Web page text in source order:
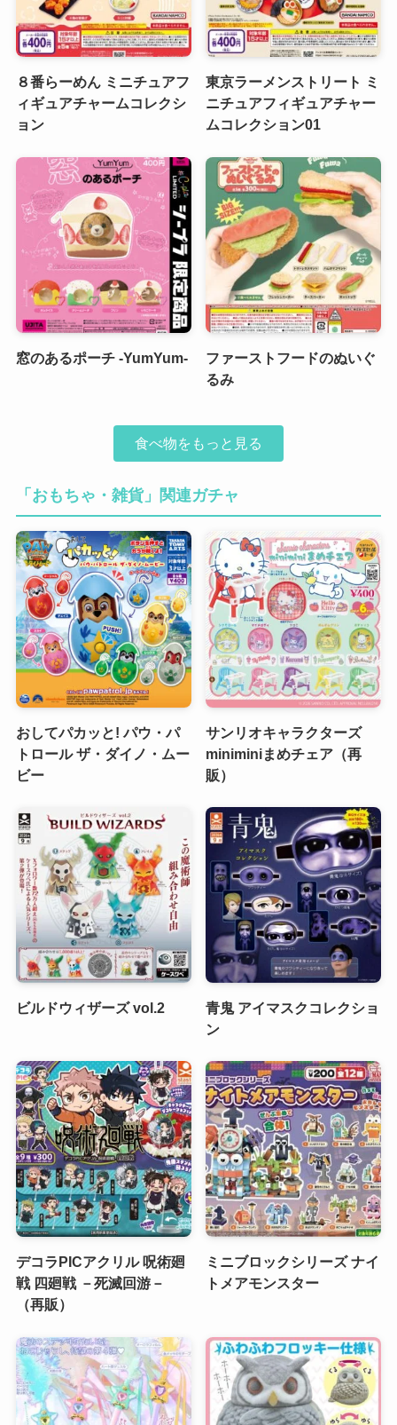
８番らーめん ミニチュアフ
ィギュアチャームコレクシ
ョン
東京ラーメンストリート ミ
ニチュアフィギュアチャー
ムコレクション01
窓のあるポーチ -YumYum-
ファーストフードのぬいぐ
るみ
食べ物をもっと見る
「おもちゃ・雑貨」関連ガチャ
おしてパカッと! パウ・パ
トロール ザ・ダイノ・ムー
ビー
サンリオキャラクターズ
miniminiまめチェア（再
販）
ビルドウィザーズ vol.2
青鬼 アイマスクコレクショ
ン
デコラPICアクリル 呪術廻
戦 四廻戦 －死滅回游－
（再販）
ミニブロックシリーズ ナイ
トメアモンスター